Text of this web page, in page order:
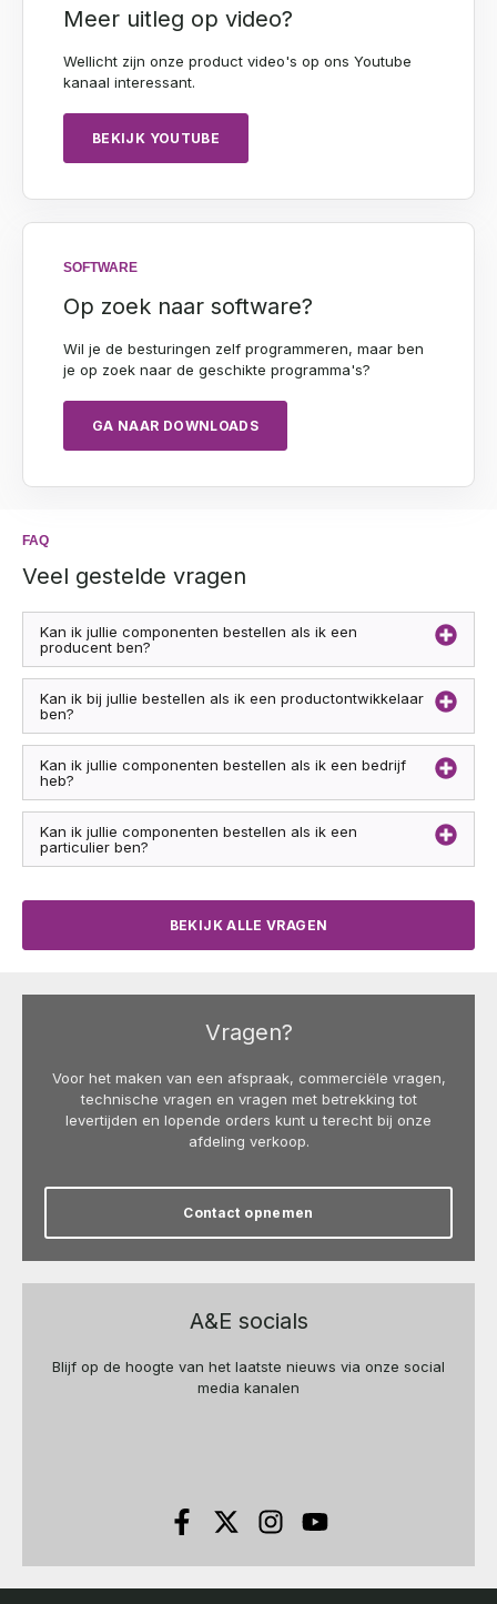
Meer uitleg op video?
Wellicht zijn onze product video's op ons Youtube
kanaal interessant.
BEKIJK YOUTUBE
SOFTWARE
Op zoek naar software?
Wil je de besturingen zelf programmeren, maar ben
je op zoek naar de geschikte programma's?
GA NAAR DOWNLOADS
FAQ
Veel gestelde vragen
Kan ik jullie componenten bestellen als ik een
producent ben?
Kan ik bij jullie bestellen als ik een productontwikkelaar
ben?
Kan ik jullie componenten bestellen als ik een bedrijf
heb?
Kan ik jullie componenten bestellen als ik een
particulier ben?
BEKIJK ALLE VRAGEN
Vragen?
Voor het maken van een afspraak, commerciële vragen,
technische vragen en vragen met betrekking tot
levertijden en lopende orders kunt u terecht bij onze
afdeling verkoop.
Contact opnemen
A&E socials
Blijf op de hoogte van het laatste nieuws via onze social
media kanalen